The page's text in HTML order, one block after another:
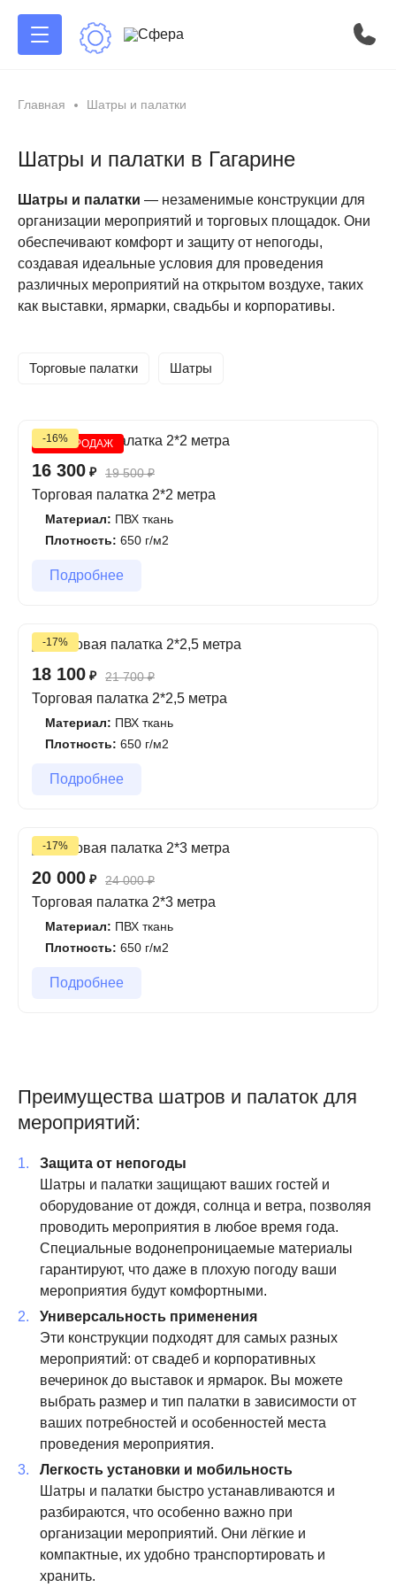
Главная Шатры и палатки
Шатры и палатки в Гагарине
Шатры и палатки — незаменимые конструкции для
организации мероприятий и торговых площадок. Они
обеспечивают комфорт и защиту от непогоды,
создавая идеальные условия для проведения
различных мероприятий на открытом воздухе, таких
как выставки, ярмарки, свадьбы и корпоративы.
Торговые палатки Шатры
ХИТ ПРОДАЖ
-16%
16 300 ₽ 19 500₽
Торговая палатка 2*2 метра
Материал: ПВХ ткань
Плотность: 650 г/м2
Подробнее
-17%
18 100 ₽ 21 700₽
Торговая палатка 2*2,5 метра
Материал: ПВХ ткань
Плотность: 650 г/м2
Подробнее
-17%
20 000 ₽ 24 000₽
Торговая палатка 2*3 метра
Материал: ПВХ ткань
Плотность: 650 г/м2
Подробнее
Преимущества шатров и палаток для
мероприятий:
Защита от непогоды
Шатры и палатки защищают ваших гостей и
оборудование от дождя, солнца и ветра, позволяя
проводить мероприятия в любое время года.
Специальные водонепроницаемые материалы
гарантируют, что даже в плохую погоду ваши
мероприятия будут комфортными.
Универсальность применения
Эти конструкции подходят для самых разных
мероприятий: от свадеб и корпоративных
вечеринок до выставок и ярмарок. Вы можете
выбрать размер и тип палатки в зависимости от
ваших потребностей и особенностей места
проведения мероприятия.
Легкость установки и мобильность
Шатры и палатки быстро устанавливаются и
разбираются, что особенно важно при
организации мероприятий. Они лёгкие и
компактные, их удобно транспортировать и
хранить.